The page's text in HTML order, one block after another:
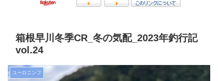
箱根早川冬季CR_冬の気配_2023年釣行記
vol.24
ユーロニンフ